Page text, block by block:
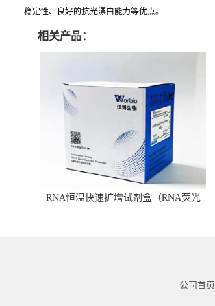
稳定性、良好的抗光漂白能力等优点。
相关产品：
RNA恒温快速扩增试剂盒（RNA荧光
公司首页